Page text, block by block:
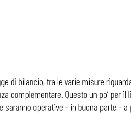
di bilancio, tra le varie misure
complementare. Questo un po’ per
operative – in buona parte – a